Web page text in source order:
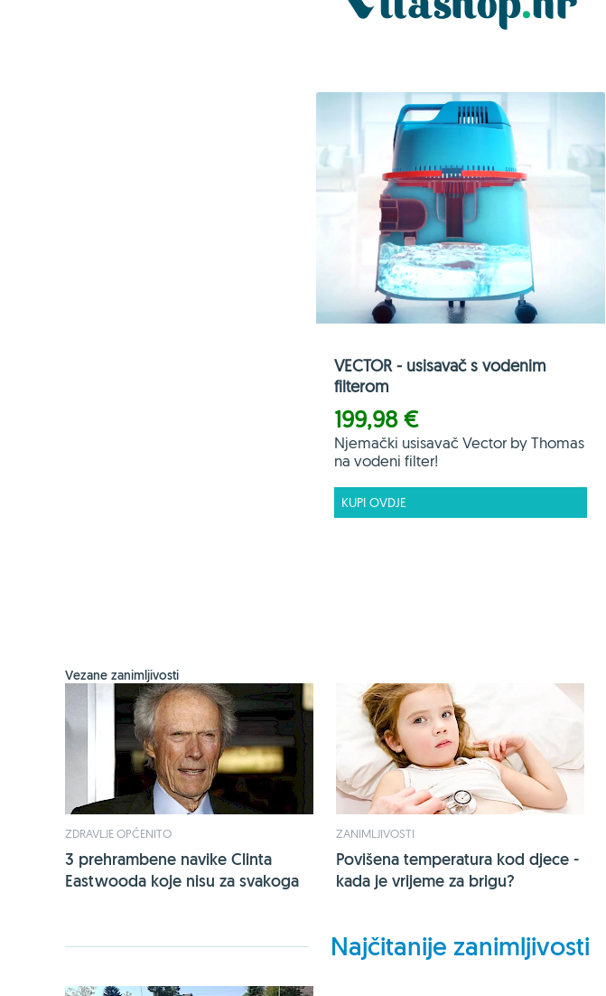
VECTOR - usisavač s vodenim
filterom
199,98 €
Njemački usisavač Vector by Thomas
na vodeni filter!
KUPI OVDJE
Vezane zanimljivosti
ZDRAVLJE OPĆENITO
3 prehrambene navike Clinta
Eastwooda koje nisu za svakoga
ZANIMLJIVOSTI
Povišena temperatura kod djece -
kada je vrijeme za brigu?
Najčitanije zanimljivosti